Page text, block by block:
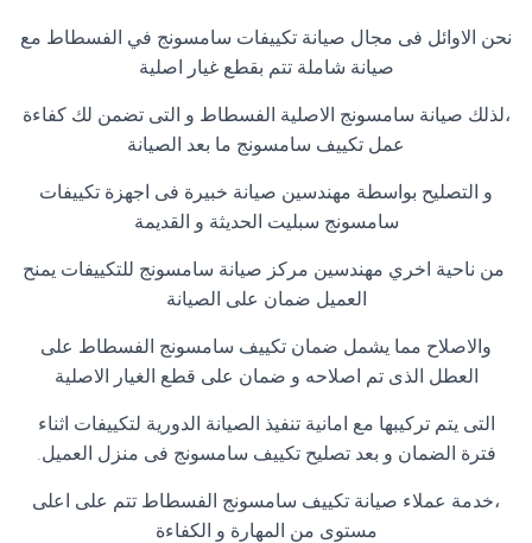
نحن الاوائل فى مجال صيانة تكييفات سامسونج في الفسطاط مع
صيانة شاملة تتم بقطع غيار اصلية
،لذلك صيانة سامسونج الاصلية الفسطاط و التى تضمن لك كفاءة
عمل تكييف سامسونج ما بعد الصيانة
و التصليح بواسطة مهندسين صيانة خبيرة فى اجهزة تكييفات
سامسونج سبليت الحديثة و القديمة
من ناحية اخري مهندسين مركز صيانة سامسونج للتكييفات يمنح
العميل ضمان على الصيانة
والاصلاح مما يشمل ضمان تكييف سامسونج الفسطاط على
العطل الذى تم اصلاحه و ضمان على قطع الغيار الاصلية
التى يتم تركيبها مع امانية تنفيذ الصيانة الدورية لتكييفات اثناء
فترة الضمان و بعد تصليح تكييف سامسونج فى منزل العميل.
،خدمة عملاء صيانة تكييف سامسونج الفسطاط تتم على اعلى
مستوى من المهارة و الكفاءة